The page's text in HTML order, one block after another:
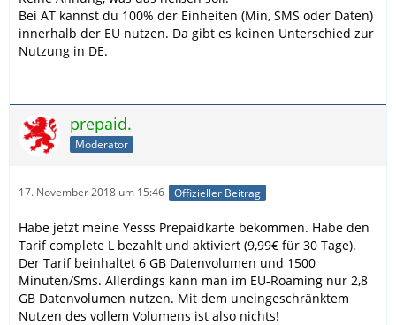
Bei AT kannst du 100% der Einheiten (Min, SMS oder Daten)
innerhalb der EU nutzen. Da gibt es keinen Unterschied zur
Nutzung in DE.
prepaid.
Moderator
17. November 2018 um 15:46 Offizieller Beitrag
Habe jetzt meine Yesss Prepaidkarte bekommen. Habe den
Tarif complete L bezahlt und aktiviert (9,99€ für 30 Tage).
Der Tarif beinhaltet 6 GB Datenvolumen und 1500
Minuten/Sms. Allerdings kann man im EU-Roaming nur 2,8
GB Datenvolumen nutzen. Mit dem uneingeschränktem
Nutzen des vollem Volumens ist also nichts!